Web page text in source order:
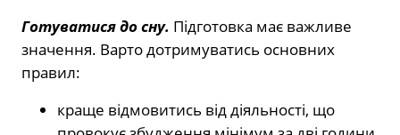
Готуватися до сну. Підготовка має важливе
значення. Варто дотримуватись основних
правил:
краще відмовитись від діяльності, що